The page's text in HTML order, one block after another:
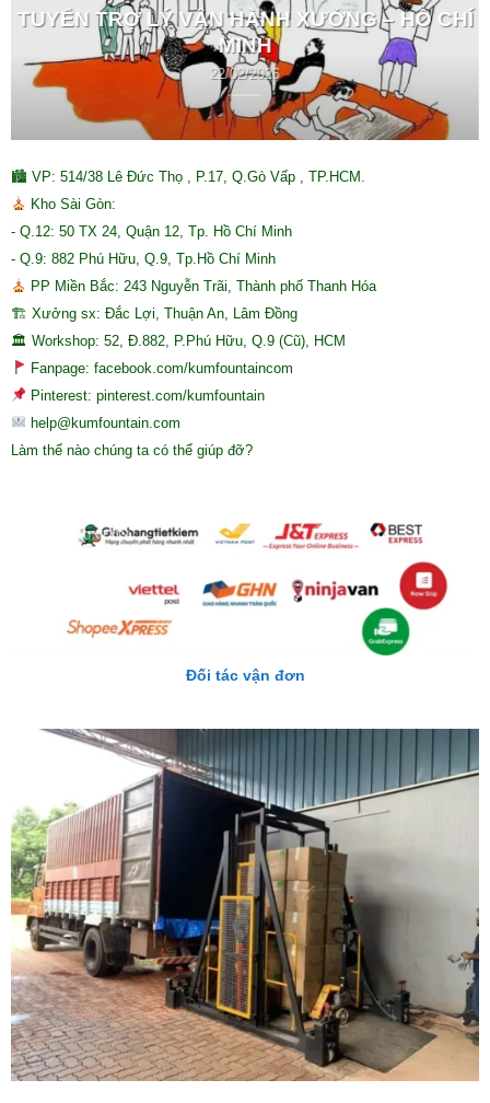
TUYỂN TRỢ LÝ VẬN HÀNH XƯỞNG – HỒ CHÍ
MINH
22/02/2026
🏙 VP: 514/38 Lê Đức Thọ , P.17, Q.Gò Vấp , TP.HCM.
Kho Sài Gòn:
- Q.12: 50 TX 24, Quận 12, Tp. Hồ Chí Minh
- Q.9: 882 Phú Hữu, Q.9, Tp.Hồ Chí Minh
PP Miền Bắc: 243 Nguyễn Trãi, Thành phố Thanh Hóa
🏗 Xưởng sx: Đắc Lợi, Thuận An, Lâm Đồng
🏛 Workshop: 52, Đ.882, P.Phú Hữu, Q.9 (Cũ), HCM
Fanpage: facebook.com/kumfountaincom
Pinterest: pinterest.com/kumfountain
help@kumfountain.com
Làm thế nào chúng ta có thể giúp đỡ?
Đối tác vận đơn